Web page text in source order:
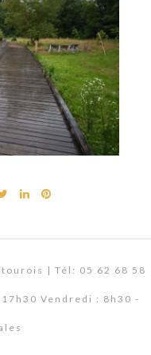
| Tél: 05 62 68 58
Vendredi : 8h30 -